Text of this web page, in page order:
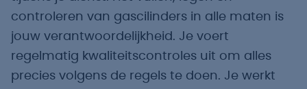
controleren van gascilinders in alle maten is
jouw verantwoordelijkheid. Je voert
regelmatig kwaliteitscontroles uit om alles
precies volgens de regels te doen. Je werkt